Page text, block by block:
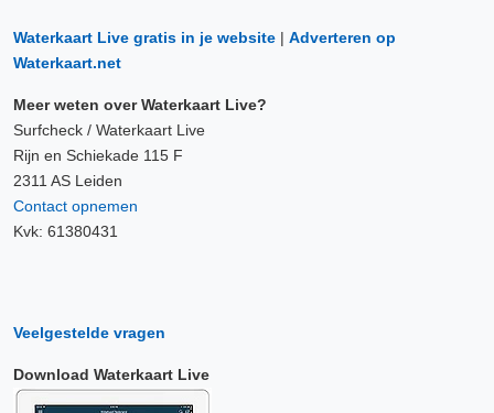
Waterkaart Live gratis in je website | Adverteren op
Waterkaart.net
Meer weten over Waterkaart Live?
Surfcheck / Waterkaart Live
Rijn en Schiekade 115 F
2311 AS Leiden
Contact opnemen
Kvk: 61380431
Veelgestelde vragen
Download Waterkaart Live